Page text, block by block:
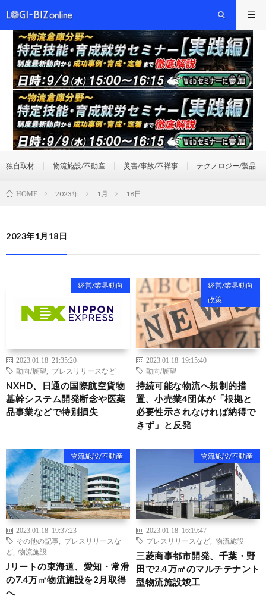
独自取材 物流施設/不動産 災害/事故/不祥事 テクノロジー/製品
HOME 2023年 1月 18日
2023年1月18日
経営/業界動向
2023.01.18 21:35:20
動向/展望
プレスリリースなど
NXHD、日通の国際航空貨物
基幹システム開発断念や医薬
品事業などで特別損失
経営/業界動向
政策
2023.01.18 19:15:40
動向/展望
持続可能な物流へ規制的措
置、小売業4団体が「根拠と
必要性示されなければ納得で
きず」と反発
物流施設/不動産
2023.01.18 19:37:23
その他の記事
プレスリリースな
ど
物流施設
Jリートの東海道、愛知・常滑
の7.4万㎡物流施設を2月取得
へ
物流施設/不動産
2023.01.18 16:19:47
プレスリリースなど
物流施設
三菱商事都市開発、千葉・野
田で2.4万㎡のマルチテナント
型物流施設竣工